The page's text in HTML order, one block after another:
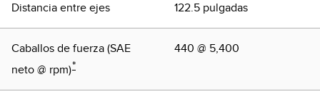
Distancia entre ejes 122.5 pulgadas
Caballos de fuerza (SAE
neto @ rpm)*
440 @ 5,400